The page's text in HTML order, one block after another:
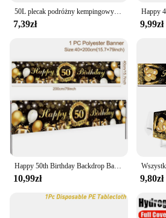
7,39zł 9,99zł
10,99zł 9,80zł